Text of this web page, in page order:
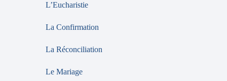
L’Eucharistie
La Confirmation
La Réconciliation
Le Mariage